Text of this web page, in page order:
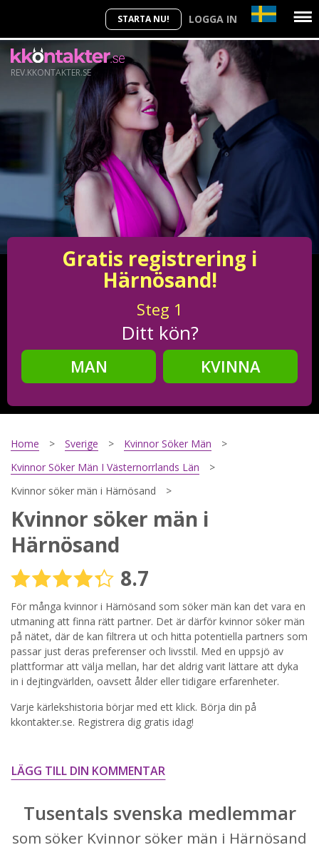
STARTA NU! LOGGA IN
REV.KKONTAKTER.SE
Gratis registrering i
Härnösand!
Steg 1
Ditt kön?
MAN
KVINNA
Steg2
3
Din mailadress?
Sekretesspolicyn. Jag godkänner att ta emot information och
reklam via e-post från hemsidans operatörer. Jag kan dra
tillbaka godkännande när jag vill.
STARTA NU!
Home Sverige
Kvinnor Söker Män
Kvinnor Söker Män I Västernorrlands Län
Kvinnor söker män i Härnösand
Kvinnor söker män i
Härnösand
8.7
För många kvinnor i Härnösand som söker män kan det vara en
utmaning att finna rätt partner. Det är därför kvinnor söker män
på nätet, där de kan filtrera ut och hitta potentiella partners som
passar just deras preferenser och livsstil. Med en uppsjö av
plattformar att välja mellan, har det aldrig varit lättare att dyka
in i dejtingvärlden, oavsett ålder eller tidigare erfarenheter.
Varje kärlekshistoria börjar med ett klick. Börja din på
kkontakter.se. Registrera dig gratis idag!
LÄGG TILL DIN KOMMENTAR
Tusentals svenska medlemmar
som söker Kvinnor söker män i Härnösand